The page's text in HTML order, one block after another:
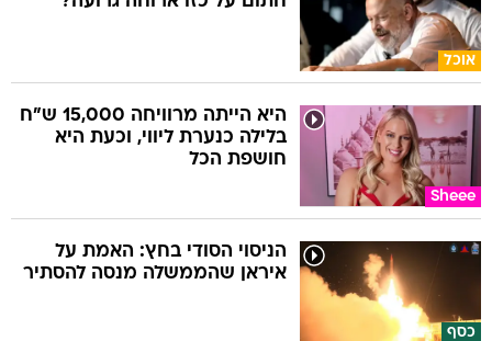
אוכל
Sheee
היא הייתה מרוויחה 15,000 ש"ח
בלילה כנערת ליווי, וכעת היא
חושפת הכל
כסף
הניסוי הסודי בחץ: האמת על
איראן שהממשלה מנסה להסתיר